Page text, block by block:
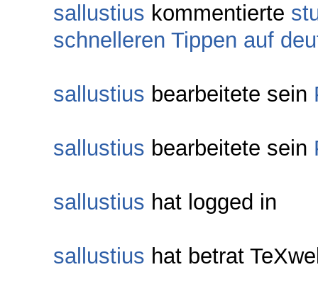
sallustius kommentierte
schnelleren Tippen auf
sallustius bearbeitete sein
sallustius bearbeitete sein
sallustius hat logged in
sallustius hat betrat